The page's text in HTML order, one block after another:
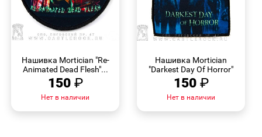
Нашивка Mortician "Re-
Animated Dead Flesh"...
150 ₽
Нет в наличии
Нашивка Mortician
"Darkest Day Of Horror"
150 ₽
Нет в наличии